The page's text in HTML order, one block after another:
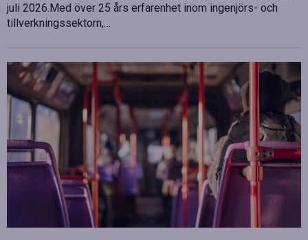
juli 2026.Med över 25 års erfarenhet inom ingenjörs- och
tillverkningssektorn,…